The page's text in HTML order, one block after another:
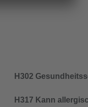
H302
H317 Kann